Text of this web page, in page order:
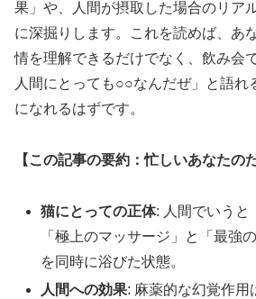
果」や、人間が摂取した場合のリア
に深掘りします。これを読めば、あ
情を理解できるだけでなく、飲み会
人間にとっても○○なんだぜ」と語れ
になれるはずです。
【この記事の要約：忙しいあなたの
猫にとっての正体: 人間でいうと
「極上のマッサージ」と「最強
を同時に浴びた状態。
人間への効果: 麻薬的な幻覚作用